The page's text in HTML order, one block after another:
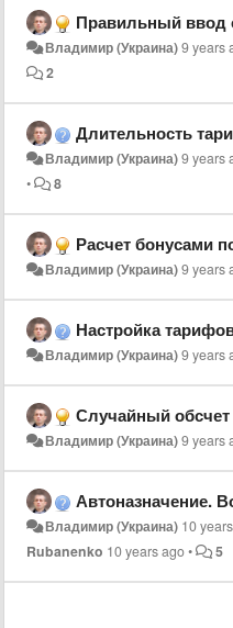
Правильный ввод
Владимир (Украина)9 years
2
Длительность тарифных
Владимир (Украина)9 years
•
8
Расчет бонусами
Владимир (Украина)9 years
Настройка тарифов
Владимир (Украина)9 years
Случайный обсчет
Владимир (Украина)9 years
Автоназначение.
Владимир (Украина) 10
Rubanenko 10 years ago• 5